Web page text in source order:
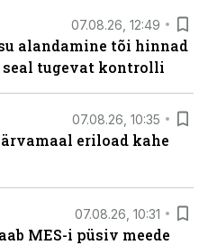
07.08.26, 12:49
alandamine tõi hinnad
tugevat kontrolli
07.08.26, 10:35
eriload kahe
07.08.26, 10:31
MES-i püsiv meede